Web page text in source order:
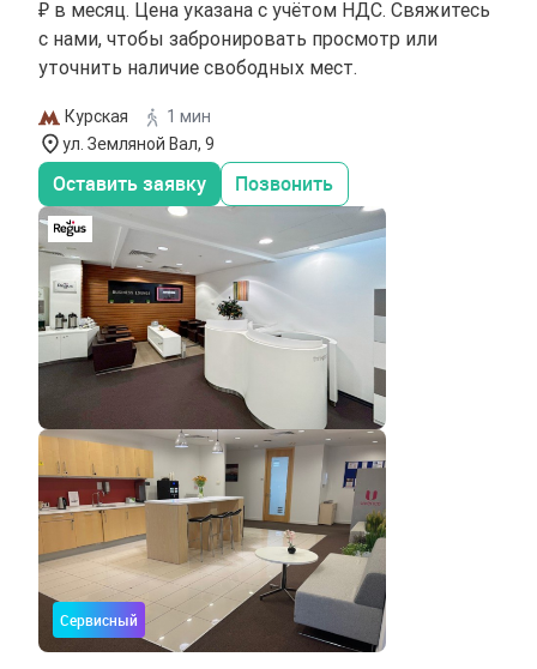
₽ в месяц. Цена указана с учётом НДС. Свяжитесь
с нами, чтобы забронировать просмотр или
уточнить наличие свободных мест.
Курская
1 мин
ул. Земляной Вал, 9
Оставить заявку Позвонить
Сервисный